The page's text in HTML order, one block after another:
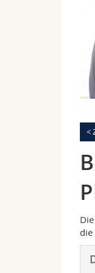
<